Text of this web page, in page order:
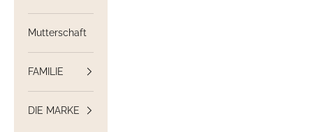
Mutterschaft
FAMILIE
DIE MARKE